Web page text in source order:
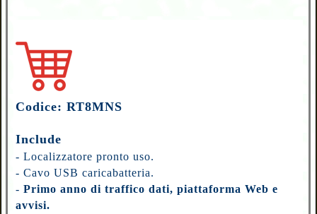
Codice: RT8MNS
Include
- Localizzatore pronto uso.
- Cavo USB caricabatteria.
-Primo anno di traffico dati, piattaforma Web e
avvisi.